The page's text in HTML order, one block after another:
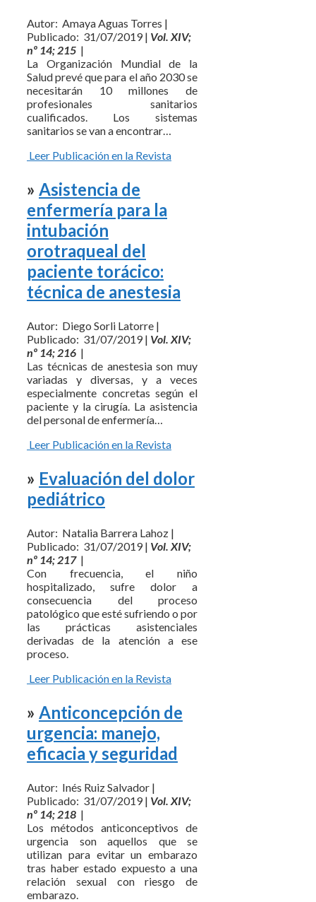
Autor: Amaya Aguas Torres |
Publicado: 31/07/2019 | Vol. XIV;
nº 14; 215 |
La Organización Mundial de la
Salud prevé que para el año 2030 se
necesitarán 10 millones de
profesionales sanitarios
cualificados. Los sistemas
sanitarios se van a encontrar…
Leer Publicación en la Revista
» Asistencia de
enfermería para la
intubación
orotraqueal del
paciente torácico:
técnica de anestesia
Autor: Diego Sorli Latorre |
Publicado: 31/07/2019 | Vol. XIV;
nº 14; 216 |
Las técnicas de anestesia son muy
variadas y diversas, y a veces
especialmente concretas según el
paciente y la cirugía. La asistencia
del personal de enfermería…
Leer Publicación en la Revista
» Evaluación del dolor
pediátrico
Autor: Natalia Barrera Lahoz |
Publicado: 31/07/2019 | Vol. XIV;
nº 14; 217 |
Con frecuencia, el niño
hospitalizado, sufre dolor a
consecuencia del proceso
patológico que esté sufriendo o por
las prácticas asistenciales
derivadas de la atención a ese
proceso.
Leer Publicación en la Revista
» Anticoncepción de
urgencia: manejo,
eficacia y seguridad
Autor: Inés Ruiz Salvador |
Publicado: 31/07/2019 | Vol. XIV;
nº 14; 218 |
Los métodos anticonceptivos de
urgencia son aquellos que se
utilizan para evitar un embarazo
tras haber estado expuesto a una
relación sexual con riesgo de
embarazo.